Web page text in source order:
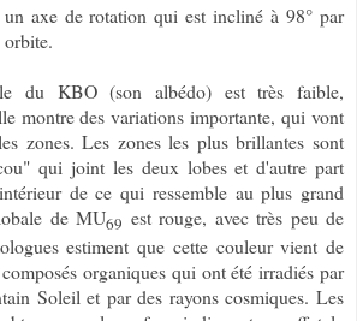
axe de rotation qui est incliné à 98° par
du KBO (son albédo) est très faible,
montre des variations importante, qui vont
zones. Les zones les plus brillantes sont
qui joint les deux lobes et d'autre part
de ce qui ressemble au plus grand
de MU69 est rouge, avec très peu de
estiment que cette couleur vient de
organiques qui ont été irradiés par
Soleil et par des rayons cosmiques. Les